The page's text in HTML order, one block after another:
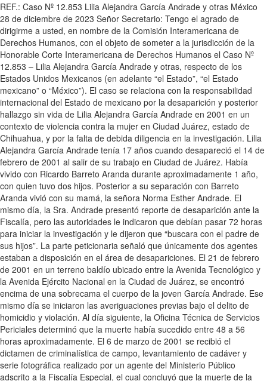
REF.: Caso Nº 12.853 Lilia Alejandra García Andrade y otras México
28 de diciembre de 2023 Señor Secretario: Tengo el agrado de
dirigirme a usted, en nombre de la Comisión Interamericana de
Derechos Humanos, con el objeto de someter a la jurisdicción de la
Honorable Corte Interamericana de Derechos Humanos el Caso Nº
12.853 – Lilia Alejandra García Andrade y otras, respecto de los
Estados Unidos Mexicanos (en adelante “el Estado”, “el Estado
mexicano” o “México”). El caso se relaciona con la responsabilidad
internacional del Estado de mexicano por la desaparición y posterior
hallazgo sin vida de Lilia Alejandra García Andrade en 2001 en un
contexto de violencia contra la mujer en Ciudad Juárez, estado de
Chihuahua, y por la falta de debida diligencia en la investigación. Lilia
Alejandra García Andrade tenía 17 años cuando desapareció el 14 de
febrero de 2001 al salir de su trabajo en Ciudad de Juárez. Había
vivido con Ricardo Barreto Aranda durante aproximadamente 1 año,
con quien tuvo dos hijos. Posterior a su separación con Barreto
Aranda vivió con su mamá, la señora Norma Esther Andrade. El
mismo día, la Sra. Andrade presentó reporte de desaparición ante la
Fiscalía, pero las autoridades le indicaron que debían pasar 72 horas
para iniciar la investigación y le dijeron que “buscara con el padre de
sus hijos”. La parte peticionaria señaló que únicamente dos agentes
estaban a disposición en el área de desapariciones. El 21 de febrero
de 2001 en un terreno baldío ubicado entre la Avenida Tecnológico y
la Avenida Ejército Nacional en la Ciudad de Juárez, se encontró
encima de una sobrecama el cuerpo de la joven García Andrade. Ese
mismo día se iniciaron las averiguaciones previas bajo el delito de
homicidio y violación. Al día siguiente, la Oficina Técnica de Servicios
Periciales determinó que la muerte había sucedido entre 48 a 56
horas aproximadamente. El 6 de marzo de 2001 se recibió el
dictamen de criminalística de campo, levantamiento de cadáver y
serie fotográfica realizado por un agente del Ministerio Público
adscrito a la Fiscalía Especial, el cual concluyó que la muerte de la